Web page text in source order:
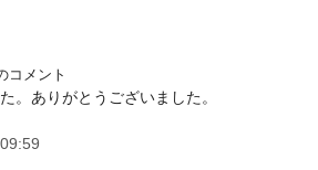
コメント
。ありがとうございました。